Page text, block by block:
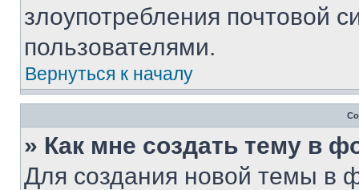
злоупотребления почтовой
пользователями.
Вернуться к началу
» Как мне создать тему в
Для создания новой темы в